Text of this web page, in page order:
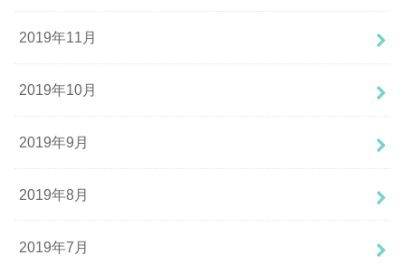
2019年11月
2019年10月
2019年9月
2019年8月
2019年7月